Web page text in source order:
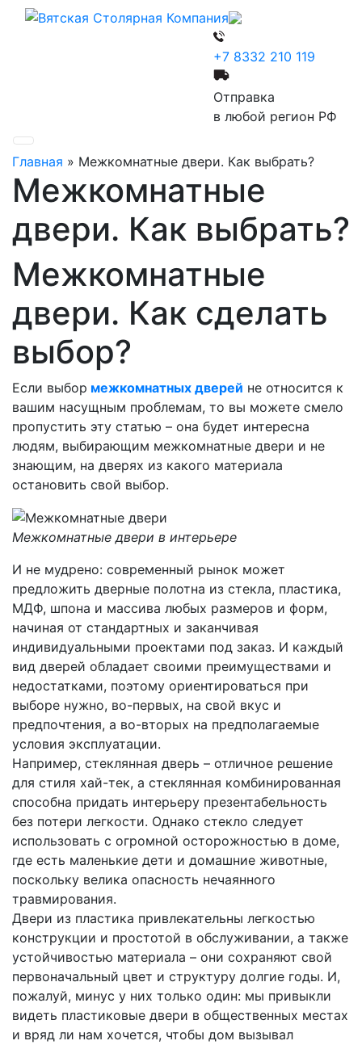
+7 8332 210 119
Отправка
в любой регион РФ
Главная » Межкомнатные двери. Как выбрать?
Межкомнатные
двери. Как выбрать?
Межкомнатные
двери. Как сделать
выбор?
Если выбор межкомнатных дверей не относится к
вашим насущным проблемам, то вы можете смело
пропустить эту статью – она будет интересна
людям, выбирающим межкомнатные двери и не
знающим, на дверях из какого материала
остановить свой выбор.
Межкомнатные двери в интерьере
И не мудрено: современный рынок может
предложить дверные полотна из стекла, пластика,
МДФ, шпона и массива любых размеров и форм,
начиная от стандартных и заканчивая
индивидуальными проектами под заказ. И каждый
вид дверей обладает своими преимуществами и
недостатками, поэтому ориентироваться при
выборе нужно, во-первых, на свой вкус и
предпочтения, а во-вторых на предполагаемые
условия эксплуатации.
Например, стеклянная дверь – отличное решение
для стиля хай-тек, а стеклянная комбинированная
способна придать интерьеру презентабельность
без потери легкости. Однако стекло следует
использовать с огромной осторожностью в доме,
где есть маленькие дети и домашние животные,
поскольку велика опасность нечаянного
травмирования.
Двери из пластика привлекательны легкостью
конструкции и простотой в обслуживании, а также
устойчивостью материала – они сохраняют свой
первоначальный цвет и структуру долгие годы. И,
пожалуй, минус у них только один: мы привыкли
видеть пластиковые двери в общественных местах
и вряд ли нам хочется, чтобы дом вызывал